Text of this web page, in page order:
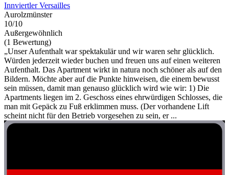
Innviertler Versailles
Aurolzmünster
10/10
Außergewöhnlich
(1 Bewertung)
„Unser Aufenthalt war spektakulär und wir waren sehr glücklich.
Würden jederzeit wieder buchen und freuen uns auf einen weiteren
Aufenthalt. Das Apartment wirkt in natura noch schöner als auf den
Bildern. Möchte aber auf die Punkte hinweisen, die einem bewusst
sein müssen, damit man genauso glücklich wird wie wir: 1) Die
Apartments liegen im 2. Geschoss eines ehrwürdigen Schlosses, die
man mit Gepäck zu Fuß erklimmen muss. (Der vorhandene Lift
scheint nicht für den Betrieb vorgesehen zu sein, er ...